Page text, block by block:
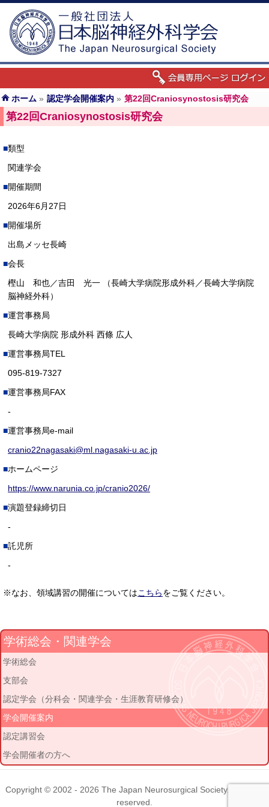
ホーム » 認定学会開催案内 » 第22回Craniosynostosis研究会
第22回Craniosynostosis研究会
類型
関連学会
開催期間
2026年6月27日
開催場所
出島メッセ長崎
会長
樫山 和也／吉田 光一 （長崎大学病院形成外科／長崎大学病院
脳神経外科）
運営事務局
長崎大学病院 形成外科 西條 広人
運営事務局TEL
095-819-7327
運営事務局FAX
-
運営事務局e-mail
cranio22nagasaki@ml.nagasaki-u.ac.jp
ホームページ
https://www.narunia.co.jp/cranio2026/
演題登録締切日
-
託児所
-
※なお、領域講習の開催についてはこちらをご覧ください。
学術総会・関連学会
学術総会
支部会
認定学会（分科会・関連学会・生涯教育研修会）
学会開催案内
認定講習会
学会開催者の方へ
Copyright © 2002 - 2026 The Japan Neurosurgical Society. All rights
reserved.